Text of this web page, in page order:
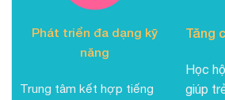
Phát triển đa dạng kỹ
năng
Trung tâm kết hợp tiếng
Tăng
Học
giúp